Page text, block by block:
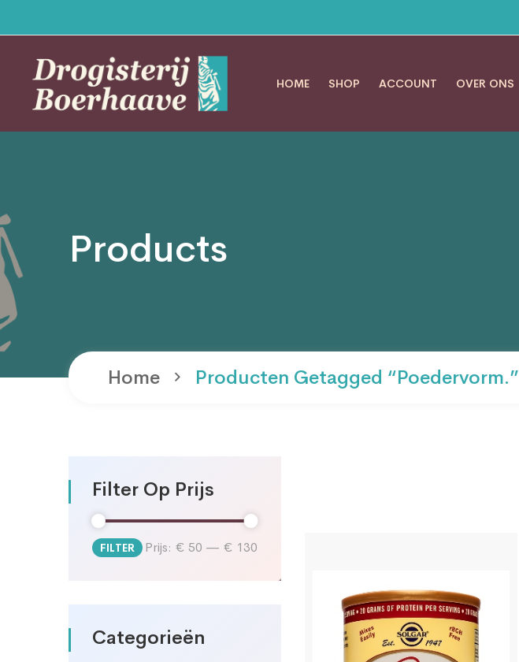
HOME SHOP ACCOUNT OVER ONS
Products
Home Producten Getagged “poedervorm.”
Filter Op Prijs
Min.
Max.
FILTER Prijs: € 50 — € 130
Categorieën